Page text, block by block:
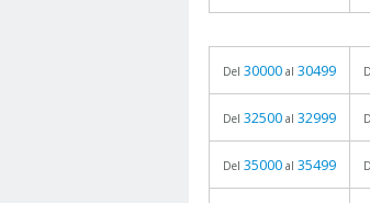
Del 30000 al 30499
Del 32500 al 32999
Del 35000 al 35499